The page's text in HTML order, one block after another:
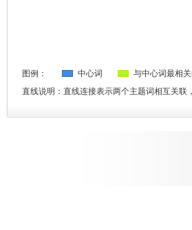
图例： 中心词 与中心词最相
直线说明：直线连接表示两个主题词相互关